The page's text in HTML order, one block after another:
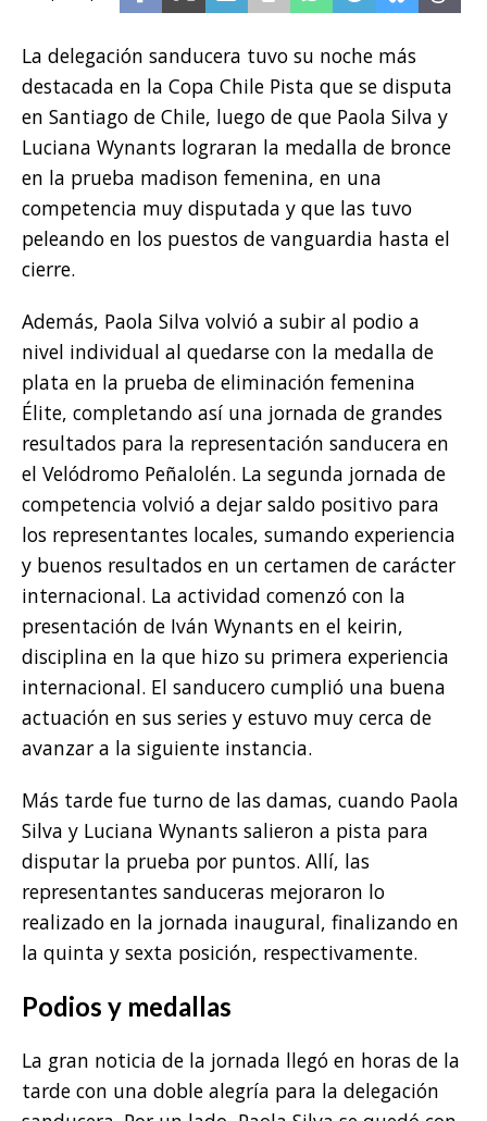
La delegación sanducera tuvo su noche más
destacada en la Copa Chile Pista que se disputa
en Santiago de Chile, luego de que Paola Silva y
Luciana Wynants lograran la medalla de bronce
en la prueba madison femenina, en una
competencia muy disputada y que las tuvo
peleando en los puestos de vanguardia hasta el
cierre.
Además, Paola Silva volvió a subir al podio a
nivel individual al quedarse con la medalla de
plata en la prueba de eliminación femenina
Élite, completando así una jornada de grandes
resultados para la representación sanducera en
el Velódromo Peñalolén. La segunda jornada de
competencia volvió a dejar saldo positivo para
los representantes locales, sumando experiencia
y buenos resultados en un certamen de carácter
internacional. La actividad comenzó con la
presentación de Iván Wynants en el keirin,
disciplina en la que hizo su primera experiencia
internacional. El sanducero cumplió una buena
actuación en sus series y estuvo muy cerca de
avanzar a la siguiente instancia.
Más tarde fue turno de las damas, cuando Paola
Silva y Luciana Wynants salieron a pista para
disputar la prueba por puntos. Allí, las
representantes sanduceras mejoraron lo
realizado en la jornada inaugural, finalizando en
la quinta y sexta posición, respectivamente.
Podios y medallas
La gran noticia de la jornada llegó en horas de la
tarde con una doble alegría para la delegación